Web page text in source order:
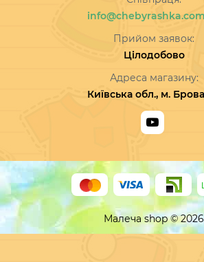
Прийом заявок:
Цілодобово
Адреса магазину:
Київська обл., м.
Малеча shop © 2026